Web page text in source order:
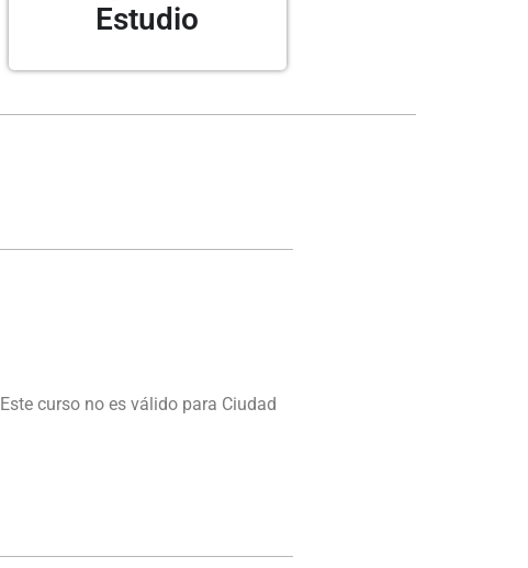
Estudio
curso no es válido para Ciudad